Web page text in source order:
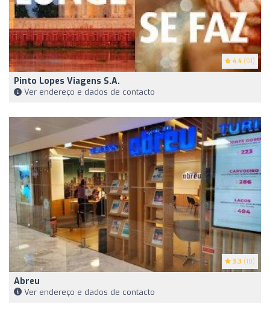
4.4 (91)
Pinto Lopes Viagens S.A.
Ver endereço e dados de contacto
3.3 (10)
Abreu
Ver endereço e dados de contacto